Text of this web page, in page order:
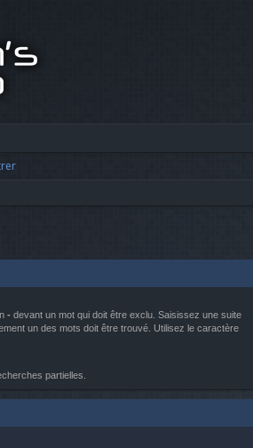
- devant un mot qui doit être exclu. Saisissez une suite
un des mots doit être trouvé. Utilisez le caractère
partielles.